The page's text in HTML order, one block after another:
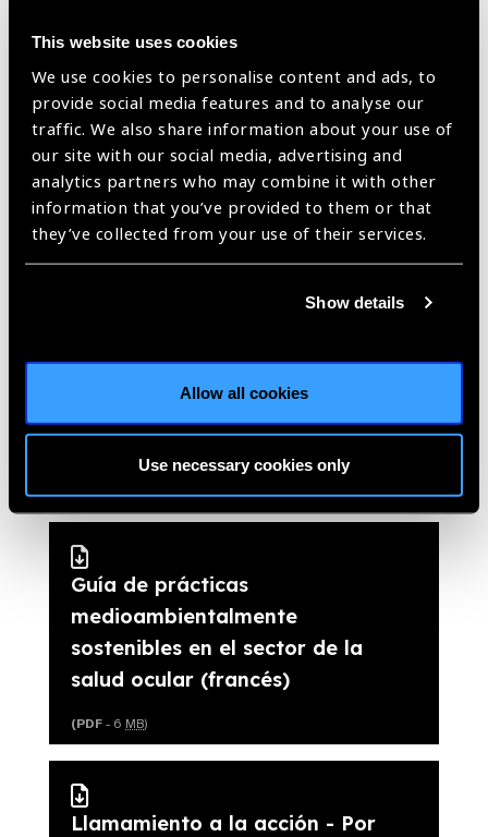
This website uses cookies
We use cookies to personalise content and ads, to
provide social media features and to analyse our
traffic. We also share information about your use of
our site with our social media, advertising and
analytics partners who may combine it with other
information that you’ve provided to them or that
they’ve collected from your use of their services.
Show details
Allow all cookies
Use necessary cookies only
Guía - Para prácticas
ambientalmente sostenibles en
el sector de la salud ocular
(portugués)
(PDF- 3MB)
Llamamiento a la acción - Por
salud ocular (portugués)
Guía de prácticas
medioambientalmente
sostenibles en el sector de la
salud ocular (francés)
(PDF - 6 MB)
Llamamiento a la acción - Por